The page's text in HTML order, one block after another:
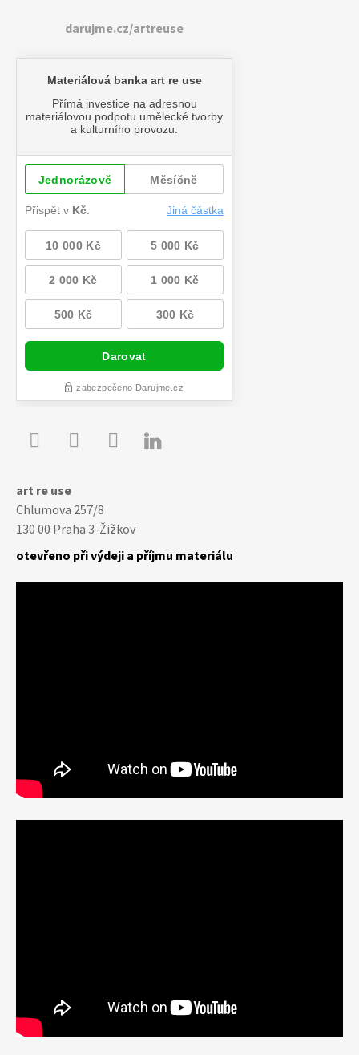
darujme.cz/artreuse

art re use
Chlumova 257/8
130 00 Praha 3-Žižkov
otevřeno při výdeji a příjmu materiálu